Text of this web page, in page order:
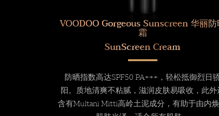
VOODOO Gorgeous Sunscreen 华丽
霜
SunScreen Cream
防晒指数高达SPF50 PA+++，轻松抵御烈日
阳。质地清爽不粘腻，滋润皮肤易吸收，此
含有Multani Mitti高岭土泥成分，有助于由内